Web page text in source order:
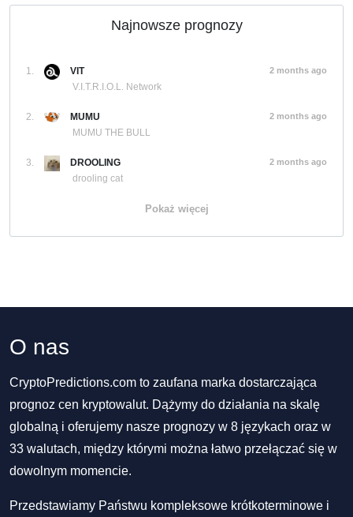
Najnowsze prognozy
1.
VIT
V.I.T.R.I.O.L. Network
2 months ago
2.
MUMU
MUMU THE BULL
2 months ago
3.
DROOLING
drooling cat
2 months ago
Pokaż więcej
O nas
CryptoPredictions.com to zaufana marka dostarczająca
prognoz cen kryptowalut. Dążymy do działania na skalę
globalną i oferujemy nasze prognozy w 8 językach oraz w
33 walutach, między którymi można łatwo przełączać się w
dowolnym momencie.
Przedstawiamy Państwu kompleksowe krótkoterminowe i